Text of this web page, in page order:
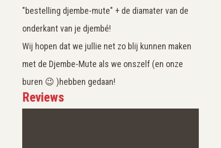
"bestelling djembe-mute" + de diamater van de
onderkant van je djembé!
Wij hopen dat we jullie net zo blij kunnen maken
met de Djembe-Mute als we onszelf (en onze
buren 😉 )hebben gedaan!
Reviews